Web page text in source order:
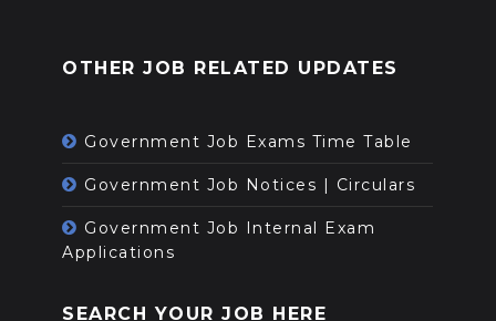
OTHER JOB RELATED UPDATES
Government Job Exams Time Table
Government Job Notices | Circulars
Government Job Internal Exam
Applications
SEARCH YOUR JOB HERE